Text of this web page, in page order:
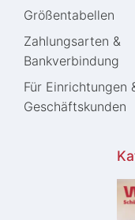
Größentabellen
Zahlungsarten &
Bankverbindung
Für Einrichtungen
Geschäftskunden